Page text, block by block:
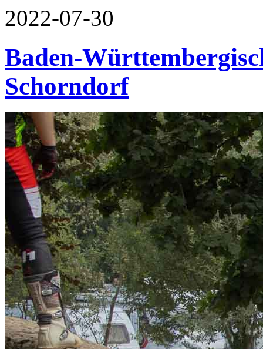
2022-07-30
Baden-
Schorndorf